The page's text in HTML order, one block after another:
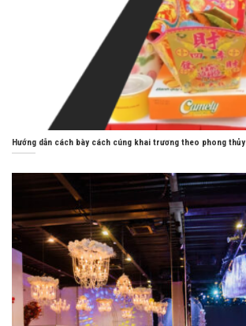
Hướng dẫn cách bày cách cúng khai trương theo phong thủy